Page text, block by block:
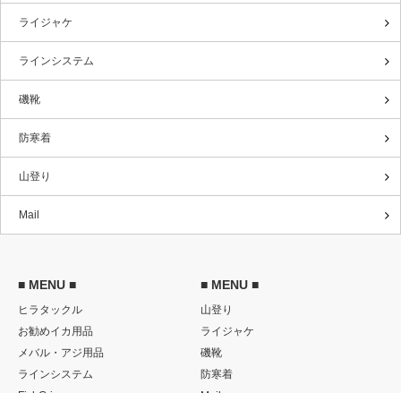
ライジャケ
ラインシステム
磯靴
防寒着
山登り
Mail
■ MENU ■
ヒラタックル
お勧めイカ用品
メバル・アジ用品
ラインシステム
■ MENU ■
山登り
ライジャケ
磯靴
防寒着